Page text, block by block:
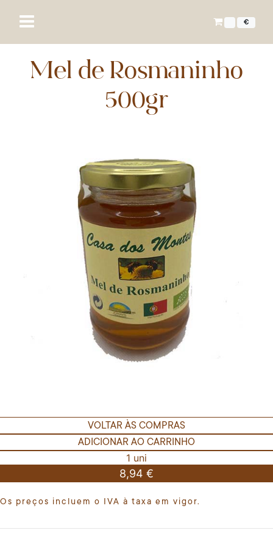
€
Mel de Rosmaninho
500gr
VOLTAR ÀS COMPRAS
ADICIONAR AO CARRINHO
1 uni
8,94 €
Os preços incluem o IVA à taxa em vigor.